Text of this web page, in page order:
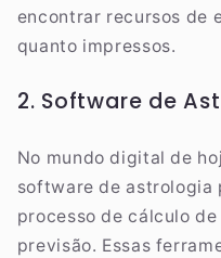
encontrar recursos de
quanto impressos.
2. Software de
No mundo digital de
software de astrologia
processo de cálculo
previsão. Essas